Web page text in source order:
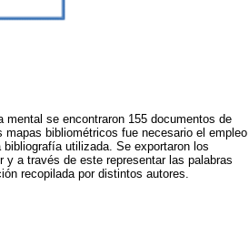
se encontraron 155 documentos de
bibliométricos fue necesario el empleo
utilizada. Se exportaron los
y a través de este representar las palabras
recopilada por distintos autores.